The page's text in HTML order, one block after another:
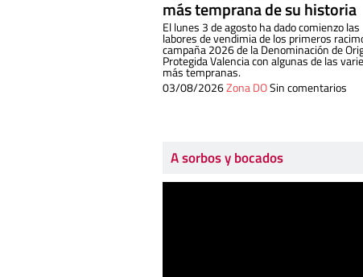
más temprana de su historia
El lunes 3 de agosto ha dado comienzo las
labores de vendimia de los primeros
campaña 2026 de la Denominación de
Protegida Valencia con algunas de las
más tempranas.
03/08/2026Zona DOSin comentarios
A sorbos y bocados